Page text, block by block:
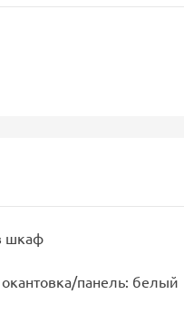
шкаф
панель: белый